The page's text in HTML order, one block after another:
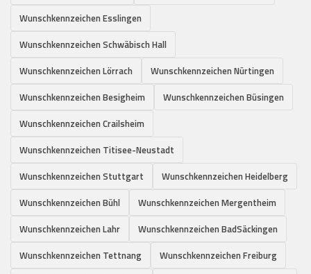
Wunschkennzeichen Esslingen
Wunschkennzeichen Schwäbisch Hall
Wunschkennzeichen Lörrach
Wunschkennzeichen Nürtingen
Wunschkennzeichen Besigheim
Wunschkennzeichen Büsingen
Wunschkennzeichen Crailsheim
Wunschkennzeichen Titisee-Neustadt
Wunschkennzeichen Stuttgart
Wunschkennzeichen Heidelberg
Wunschkennzeichen Bühl
Wunschkennzeichen Mergentheim
Wunschkennzeichen Lahr
Wunschkennzeichen BadSäckingen
Wunschkennzeichen Tettnang
Wunschkennzeichen Freiburg